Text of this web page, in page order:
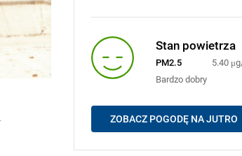
Stan powietrza
PM2.5
5.40
Bardzo dobry
ZOBACZ POGODĘ NA JUTRO